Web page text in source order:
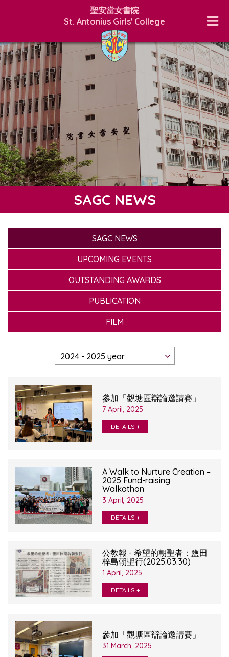
聖安當女書院
St. Antonius Girls' College
SAGC NEWS
SAGC NEWS
UPCOMING EVENTS
OUTSTANDING AWARDS
PUBLICATION
FILM
參加「觀塘區辯論邀請賽」
7 April, 2025
DETAILS +
A Walk to Nurture Creation –
2025 Fund-raising
Walkathon
3 April, 2025
DETAILS +
公教報 - 希望的朝聖者：鹽田
梓島朝聖行(2025.03.30)
1 April, 2025
DETAILS +
參加「觀塘區辯論邀請賽」
31 March, 2025